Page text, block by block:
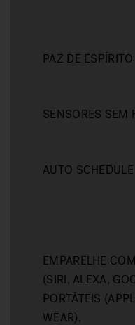
PAZ DE ESPÍRITO
SENSORES SEM
AUTO SCHEDULE
EMPARELHE
(SIRI, ALEXA,
PORTÁTEIS
WEAR),